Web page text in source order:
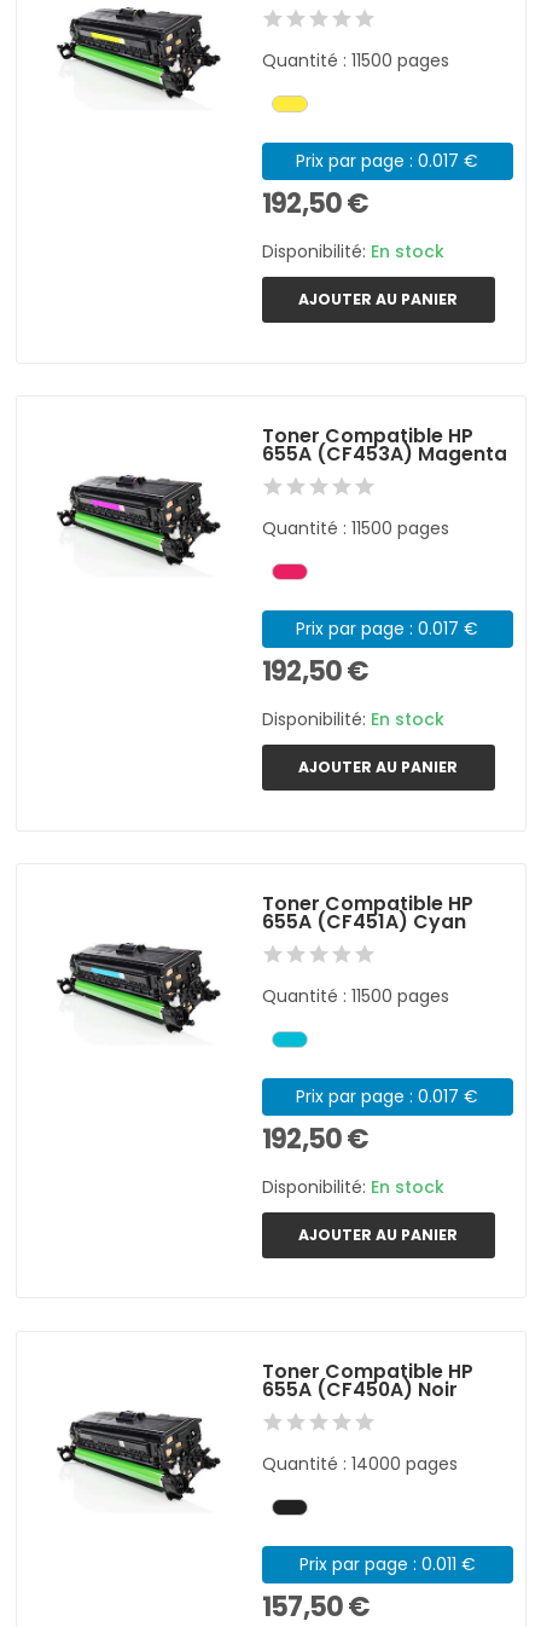
Quantité : 11500 pages
Prix par page : 0.017 €
192,50 €
Disponibilité: En stock
AJOUTER AU PANIER
Toner Compatible HP
655A (CF453A) Magenta
Quantité : 11500 pages
Prix par page : 0.017 €
192,50 €
Disponibilité: En stock
AJOUTER AU PANIER
Toner Compatible HP
655A (CF451A) Cyan
Quantité : 11500 pages
Prix par page : 0.017 €
192,50 €
Disponibilité: En stock
AJOUTER AU PANIER
Toner Compatible HP
655A (CF450A) Noir
Quantité : 14000 pages
Prix par page : 0.011 €
157,50 €